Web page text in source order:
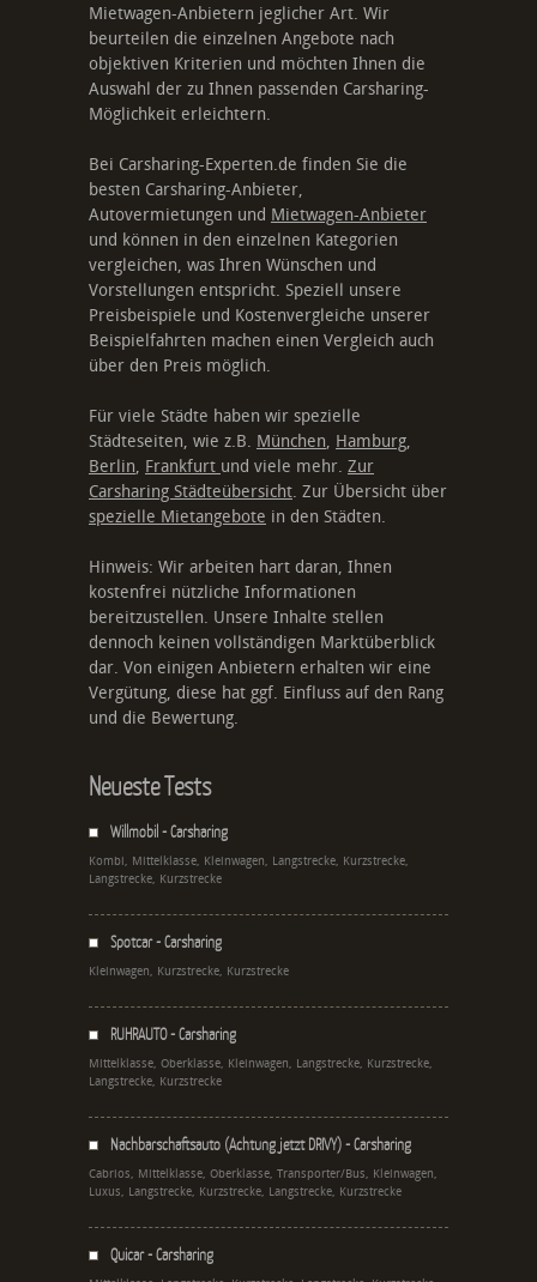
Mietwagen-Anbietern jeglicher Art. Wir
beurteilen die einzelnen Angebote nach
objektiven Kriterien und möchten Ihnen die
Auswahl der zu Ihnen passenden Carsharing-
Möglichkeit erleichtern.
Bei Carsharing-Experten.de finden Sie die
besten Carsharing-Anbieter,
Autovermietungen und Mietwagen-Anbieter
und können in den einzelnen Kategorien
vergleichen, was Ihren Wünschen und
Vorstellungen entspricht. Speziell unsere
Preisbeispiele und Kostenvergleiche unserer
Beispielfahrten machen einen Vergleich auch
über den Preis möglich.
Für viele Städte haben wir spezielle
Städteseiten, wie z.B. München, Hamburg,
Berlin, Frankfurt und viele mehr. Zur
Carsharing Städteübersicht. Zur Übersicht über
spezielle Mietangebote in den Städten.
Hinweis: Wir arbeiten hart daran, Ihnen
kostenfrei nützliche Informationen
bereitzustellen. Unsere Inhalte stellen
dennoch keinen vollständigen Marktüberblick
dar. Von einigen Anbietern erhalten wir eine
Vergütung, diese hat ggf. Einfluss auf den Rang
und die Bewertung.
Neueste Tests
Willmobil - Carsharing
Kombi, Mittelklasse, Kleinwagen, Langstrecke, Kurzstrecke,
Langstrecke, Kurzstrecke
Spotcar - Carsharing
Kleinwagen, Kurzstrecke, Kurzstrecke
RUHRAUTO - Carsharing
Mittelklasse, Oberklasse, Kleinwagen, Langstrecke, Kurzstrecke,
Langstrecke, Kurzstrecke
Nachbarschaftsauto (Achtung jetzt DRIVY) - Carsharing
Cabrios, Mittelklasse, Oberklasse, Transporter/Bus, Kleinwagen,
Luxus, Langstrecke, Kurzstrecke, Langstrecke, Kurzstrecke
Quicar - Carsharing